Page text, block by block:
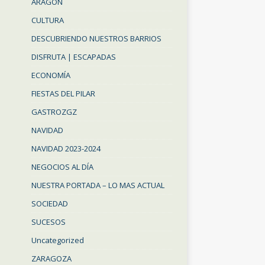
CULTURA
DESCUBRIENDO NUESTROS BARRIOS
DISFRUTA | ESCAPADAS
ECONOMÍA
FIESTAS DEL PILAR
GASTROZGZ
NAVIDAD
NAVIDAD 2023-2024
NEGOCIOS AL DÍA
NUESTRA PORTADA – LO MAS ACTUAL
SOCIEDAD
SUCESOS
Uncategorized
ZARAGOZA